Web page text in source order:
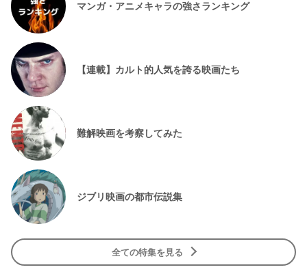
マンガ・アニメキャラの強さランキング
【連載】カルト的人気を誇る映画たち
難解映画を考察してみた
ジブリ映画の都市伝説集
全ての特集を見る